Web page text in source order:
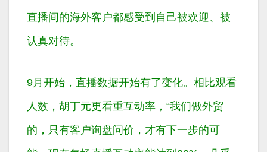
直播间的海外客户都感受到自己被欢迎、被
认真对待。
9月开始，直播数据开始有了变化。相比观看
人数，胡丁元更看重互动率，“我们做外贸
的，只有客户询盘问价，才有下一步的可